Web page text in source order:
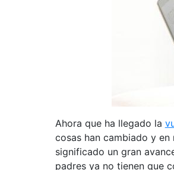
Ahora que ha llegado la
cosas han cambiado y
significado un gran
padres ya no tienen que